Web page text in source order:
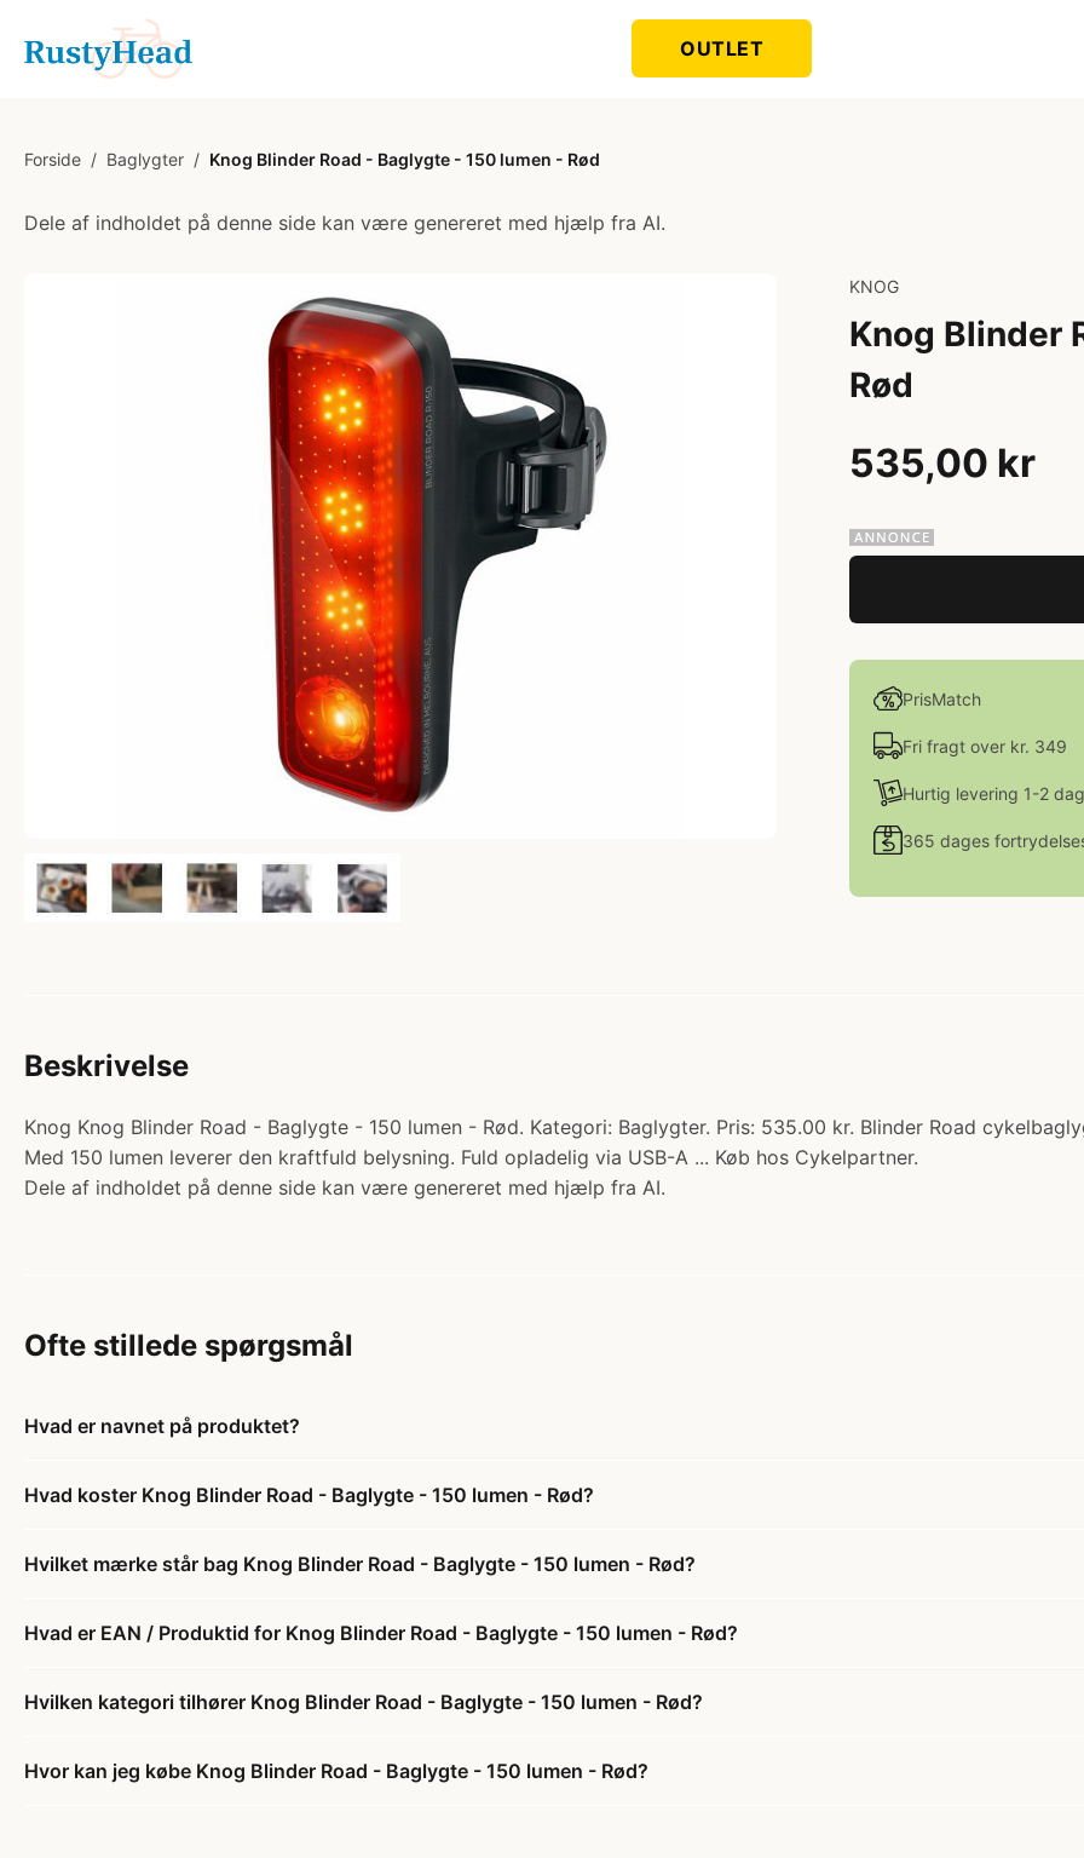
OUTLET
Forside / Baglygter / Knog Blinder Road - Baglygte - 150 lumen - Rød
Dele af indholdet på denne side kan være genereret med hjælp fra AI.
KNOG
Knog Blinder
Rød
535,00 kr
PrisMatch
Fri fragt over kr. 349
Hurtig levering 1-2
365 dages
Beskrivelse
Knog Knog Blinder Road - Baglygte - 150 lumen - Rød. Kategori: Baglygter. Pris: 535.00 kr. Blinder Road
Med 150 lumen leverer den kraftfuld belysning. Fuld opladelig via USB-A ... Køb hos Cykelpartner.
Dele af indholdet på denne side kan være genereret med hjælp fra AI.
Ofte stillede spørgsmål
Hvad er navnet på produktet?
Hvad koster Knog Blinder Road - Baglygte - 150 lumen - Rød?
Hvilket mærke står bag Knog Blinder Road - Baglygte - 150 lumen - Rød?
Hvad er EAN / Produktid for Knog Blinder Road - Baglygte - 150 lumen - Rød?
Hvilken kategori tilhører Knog Blinder Road - Baglygte - 150 lumen - Rød?
Hvor kan jeg købe Knog Blinder Road - Baglygte - 150 lumen - Rød?